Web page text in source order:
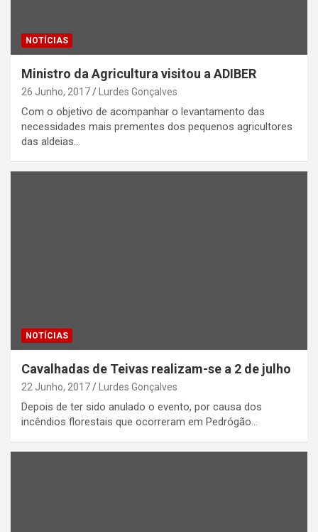
NOTÍCIAS
Ministro da Agricultura visitou a ADIBER
26 Junho, 2017 Lurdes Gonçalves
Com o objetivo de acompanhar o levantamento das
necessidades mais prementes dos pequenos agricultores
das aldeias…
NOTÍCIAS
Cavalhadas de Teivas realizam-se a 2 de julho
22 Junho, 2017 Lurdes Gonçalves
Depois de ter sido anulado o evento, por causa dos
incêndios florestais que ocorreram em Pedrógão…